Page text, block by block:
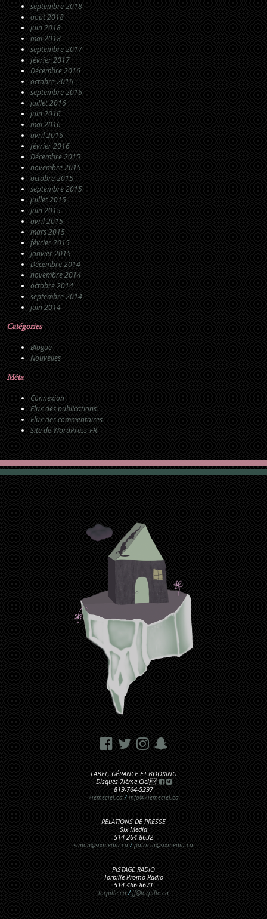
septembre 2018
août 2018
juin 2018
mai 2018
septembre 2017
février 2017
Décembre 2016
octobre 2016
septembre 2016
juillet 2016
juin 2016
mai 2016
avril 2016
février 2016
Décembre 2015
novembre 2015
octobre 2015
septembre 2015
juillet 2015
juin 2015
avril 2015
mars 2015
février 2015
janvier 2015
Décembre 2014
novembre 2014
octobre 2014
septembre 2014
juin 2014
Catégories
Blogue
Nouvelles
Méta
Connexion
Flux des publications
Flux des commentaires
Site de WordPress-FR
LABEL, GÉRANCE ET BOOKING
Disques 7ième Ciel
819-764-5297
7iemeciel.ca/info@7iemeciel.ca
RELATIONS DE PRESSE
Six Media
514-264-8632
simon@sixmedia.ca/patricia@sixmedia.ca
PISTAGE RADIO
Torpille Promo Radio
514-466-8671
torpille.ca/jf@torpille.ca